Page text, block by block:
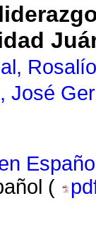
Rosalío
José
(